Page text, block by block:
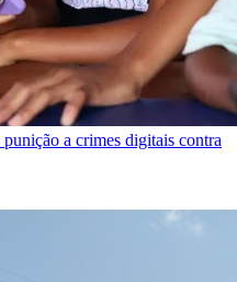
a crimes digitais contra